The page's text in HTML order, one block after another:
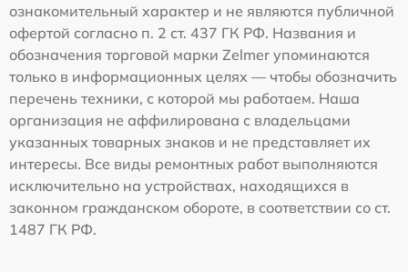
ознакомительный характер и не являются публичной
офертой согласно п. 2 ст. 437 ГК РФ. Названия и
обозначения торговой марки Zelmer упоминаются
только в информационных целях — чтобы обозначить
перечень техники, с которой мы работаем. Наша
организация не аффилирована с владельцами
указанных товарных знаков и не представляет их
интересы. Все виды ремонтных работ выполняются
исключительно на устройствах, находящихся в
законном гражданском обороте, в соответствии со ст.
1487 ГК РФ.